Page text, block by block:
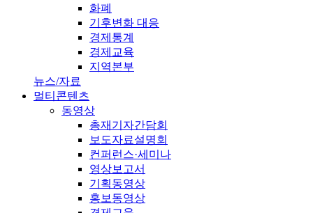
화폐
기후변화 대응
경제통계
경제교육
지역본부
뉴스/자료
멀티콘텐츠
동영상
총재기자간담회
보도자료설명회
컨퍼런스·세미나
영상보고서
기획동영상
홍보동영상